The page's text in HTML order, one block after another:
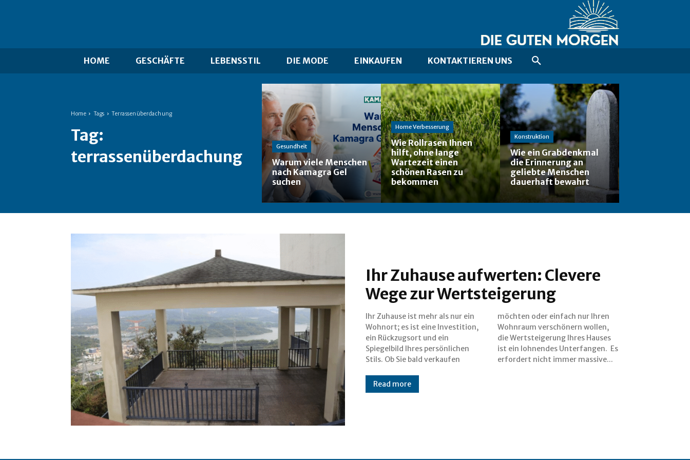
HOME GESCHÄFTE LEBENSSTIL DIE MODE EINKAUFEN KONTAKTIEREN UNS
Home Tags Terrassenüberdachung
Tag:
terrassenüberdachung
Gesundheit
Warum viele Menschen
nach Kamagra Gel
suchen
Home Verbesserung
Wie Rollrasen Ihnen
hilft, ohne lange
Wartezeit einen
schönen Rasen zu
bekommen
Konstruktion
Wie ein Grabdenkmal
die Erinnerung an
geliebte Menschen
dauerhaft bewahrt
Ihr Zuhause aufwerten: Clevere
Wege zur Wertsteigerung
Ihr Zuhause ist mehr als nur ein
Wohnort; es ist eine Investition,
ein Rückzugsort und ein
Spiegelbild Ihres persönlichen
Stils. Ob Sie bald verkaufen
möchten oder einfach nur Ihren
Wohnraum verschönern wollen,
die Wertsteigerung Ihres Hauses
ist ein lohnendes Unterfangen. Es
erfordert nicht immer massive...
Read more